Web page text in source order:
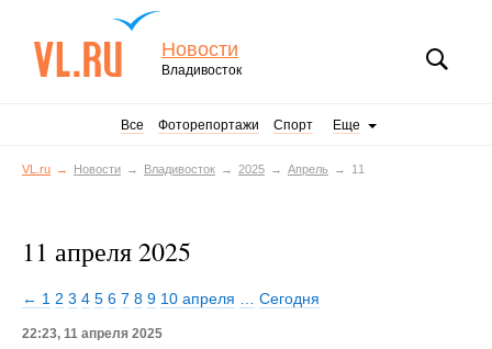
Новости
Владивосток
Все Фоторепортажи Спорт Еще
VL.ru Новости Владивосток 2025 Апрель 11
11 апреля 2025
← 1 2 3 4 5 6 7 8 9 10 апреля Сегодня
22:23, 11 апреля 2025